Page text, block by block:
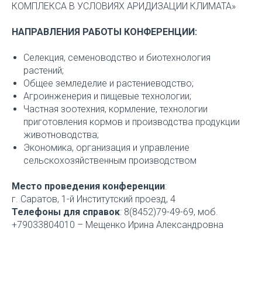
КОМПЛЕКСА В УСЛОВИЯХ АРИДИЗАЦИИ КЛИМАТА»
НАПРАВЛЕНИЯ РАБОТЫ КОНФЕРЕНЦИИ:
Селекция, семеноводство и биотехнология
растений;
Общее земледелие и растениеводство;
Агроинженерия и пищевые технологии;
Частная зоотехния, кормление, технологии
приготовления кормов и производства продукции
животноводства;
Экономика, организация и управление
сельскохозяйственным производством
Место проведения конференции:
г. Саратов, 1-й Институтский проезд, 4
Телефоны для справок: 8(8452)79-49-69, моб.
+79033804010 – Мещенко Ирина Александровна